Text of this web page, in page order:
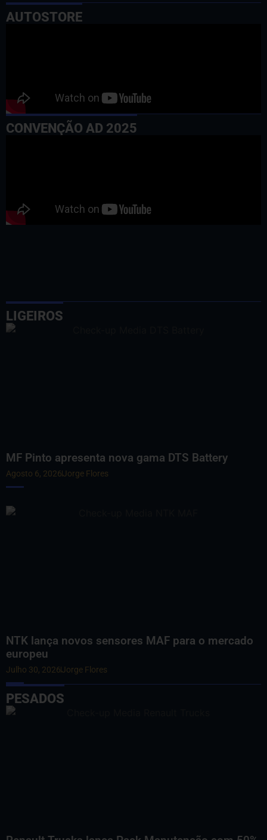
AUTOSTORE
CONVENÇÃO AD 2025
LIGEIROS
MF Pinto apresenta nova gama DTS Battery
Agosto 6, 2026Jorge Flores
NTK lança novos sensores MAF para o mercado
europeu
Julho 30, 2026Jorge Flores
PESADOS